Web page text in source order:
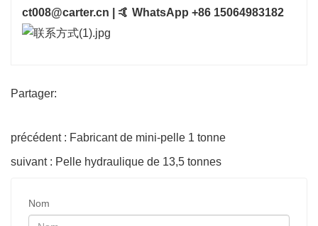
ct008@carter.cn | 🤙 WhatsApp +86 15064983182
Partager:
précédent : Fabricant de mini-pelle 1 tonne
suivant : Pelle hydraulique de 13,5 tonnes
Nom